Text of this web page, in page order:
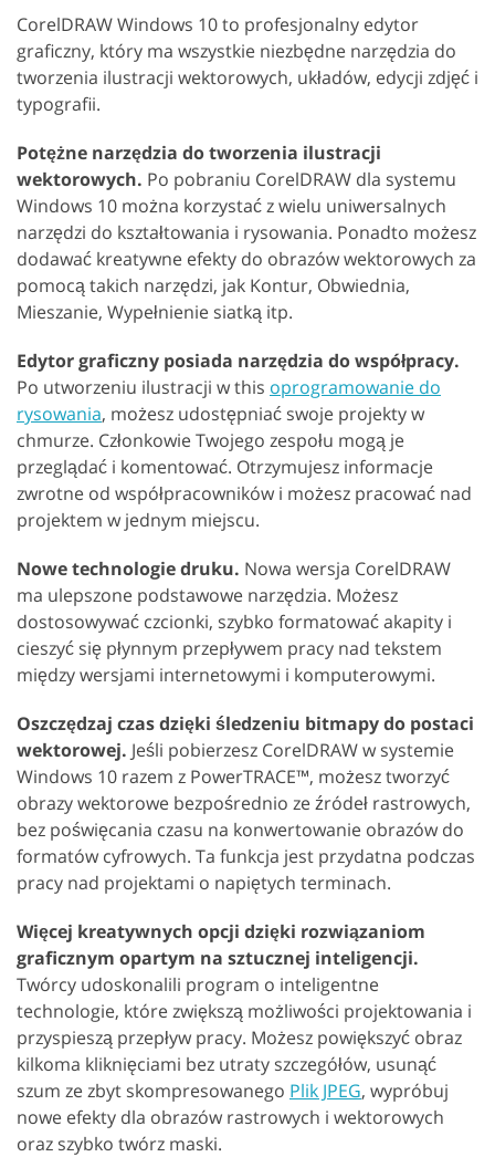
CorelDRAW Windows 10 to profesjonalny edytor
graficzny, który ma wszystkie niezbędne narzędzia do
tworzenia ilustracji wektorowych, układów, edycji zdjęć i
typografii.
Potężne narzędzia do tworzenia ilustracji
wektorowych. Po pobraniu CorelDRAW dla systemu
Windows 10 można korzystać z wielu uniwersalnych
narzędzi do kształtowania i rysowania. Ponadto możesz
dodawać kreatywne efekty do obrazów wektorowych za
pomocą takich narzędzi, jak Kontur, Obwiednia,
Mieszanie, Wypełnienie siatką itp.
Edytor graficzny posiada narzędzia do współpracy.
Po utworzeniu ilustracji w this oprogramowanie do
rysowania, możesz udostępniać swoje projekty w
chmurze. Członkowie Twojego zespołu mogą je
przeglądać i komentować. Otrzymujesz informacje
zwrotne od współpracowników i możesz pracować nad
projektem w jednym miejscu.
Nowe technologie druku. Nowa wersja CorelDRAW
ma ulepszone podstawowe narzędzia. Możesz
dostosowywać czcionki, szybko formatować akapity i
cieszyć się płynnym przepływem pracy nad tekstem
między wersjami internetowymi i komputerowymi.
Oszczędzaj czas dzięki śledzeniu bitmapy do postaci
wektorowej. Jeśli pobierzesz CorelDRAW w systemie
Windows 10 razem z PowerTRACE™, możesz tworzyć
obrazy wektorowe bezpośrednio ze źródeł rastrowych,
bez poświęcania czasu na konwertowanie obrazów do
formatów cyfrowych. Ta funkcja jest przydatna podczas
pracy nad projektami o napiętych terminach.
Więcej kreatywnych opcji dzięki rozwiązaniom
graficznym opartym na sztucznej inteligencji.
Twórcy udoskonalili program o inteligentne
technologie, które zwiększą możliwości projektowania i
przyspieszą przepływ pracy. Możesz powiększyć obraz
kilkoma kliknięciami bez utraty szczegółów, usunąć
szum ze zbyt skompresowanego Plik JPEG, wypróbuj
nowe efekty dla obrazów rastrowych i wektorowych
oraz szybko twórz maski.